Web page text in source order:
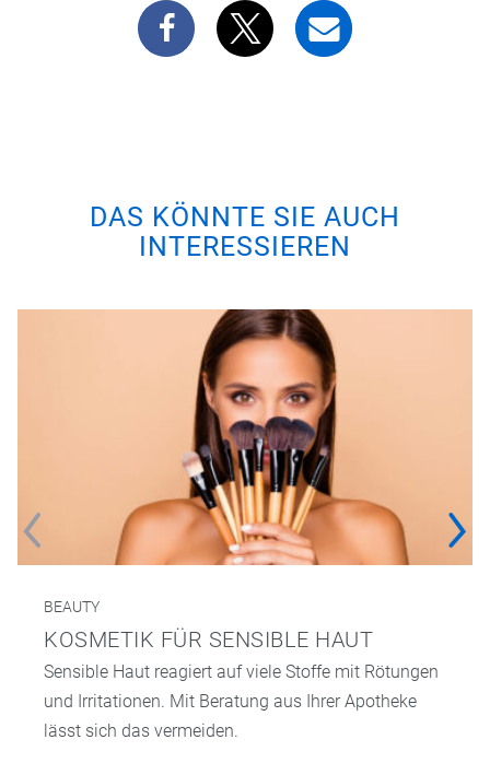
DAS KÖNNTE SIE AUCH
INTERESSIEREN
BEAUTY
KOSMETIK FÜR SENSIBLE HAUT
Sensible Haut reagiert auf viele Stoffe mit Rötungen
und Irritationen. Mit Beratung aus Ihrer Apotheke
lässt sich das vermeiden.